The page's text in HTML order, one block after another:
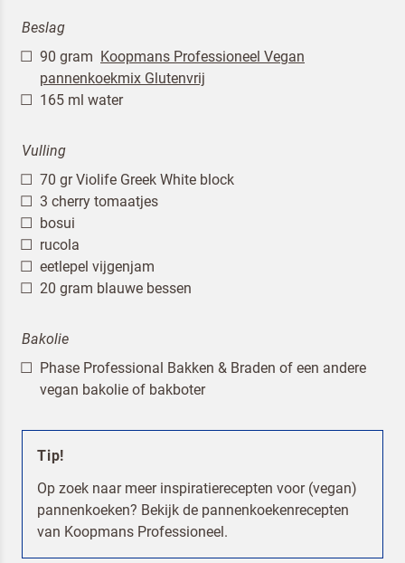
Beslag
90 gram Koopmans Professioneel Vegan
pannenkoekmix Glutenvrij
165 ml water
Vulling
70 gr Violife Greek White block
3 cherry tomaatjes
bosui
rucola
eetlepel vijgenjam
20 gram blauwe bessen
Bakolie
Phase Professional Bakken & Braden of een andere
vegan bakolie of bakboter
Tip!
Op zoek naar meer inspiratierecepten voor (vegan)
pannenkoeken? Bekijk de pannenkoekenrecepten
van Koopmans Professioneel.